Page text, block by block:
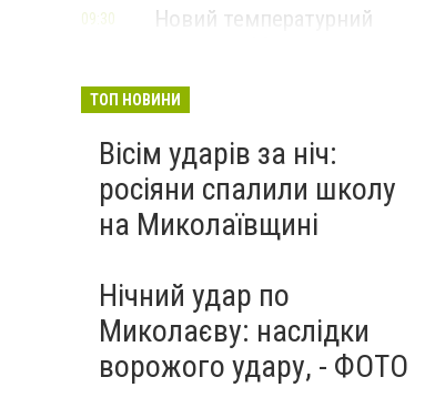
Новий температурний
09:30
ТОП НОВИНИ
Вісім ударів за ніч:
росіяни спалили школу
на Миколаївщині
Нічний удар по
Миколаєву: наслідки
ворожого удару, - ФОТО